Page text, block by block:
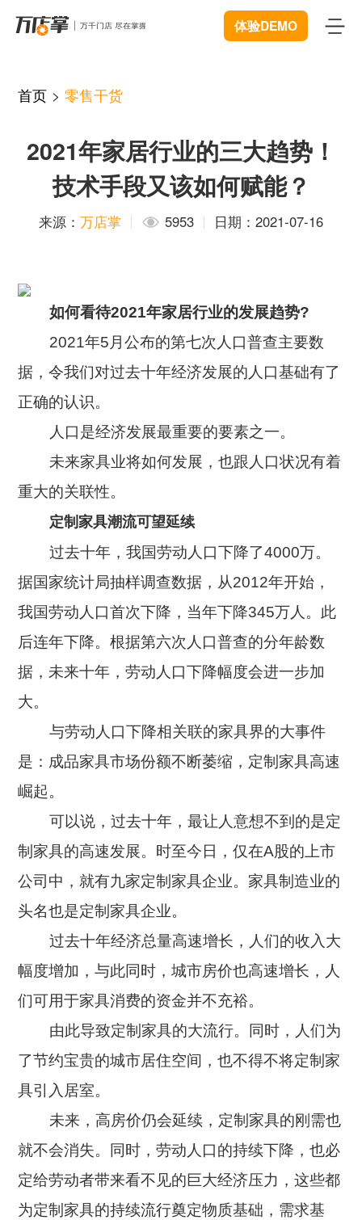
体验DEMO
智能巡店
客流统计
商业BI
视频追溯
微信商城
小鸟探店
AI识别检测
掌上学院
开店流程
电子名片
电子合同
体验中心 New
解决方案
智慧门店
餐饮行业
快消行业
家居行业
汽车服务
购物中心
美容养生
生鲜行业
母婴行业
资源中心
公司新闻
行业干货
服务支持 New
企业文档 New
开发者中心
开放平台
联系我们
企业文化
联系方式
合作与生态
服务政策
岗位招聘
申请使用
首页 > 零售干货
2021年家居行业的三大趋势！
技术手段又该如何赋能？
来源： 万店掌 5953 日期：2021-07-16
如何看待2021年家居行业的发展趋势?
2021年5月公布的第七次人口普查主要数
据，令我们对过去十年经济发展的人口基础有了
正确的认识。
人口是经济发展最重要的要素之一。
未来家具业将如何发展，也跟人口状况有着
重大的关联性。
定制家具潮流可望延续
过去十年，我国劳动人口下降了4000万。
据国家统计局抽样调查数据，从2012年开始，
我国劳动人口首次下降，当年下降345万人。此
后连年下降。根据第六次人口普查的分年龄数
据，未来十年，劳动人口下降幅度会进一步加
大。
与劳动人口下降相关联的家具界的大事件
是：成品家具市场份额不断萎缩，定制家具高速
崛起。
可以说，过去十年，最让人意想不到的是定
制家具的高速发展。时至今日，仅在A股的上市
公司中，就有九家定制家具企业。家具制造业的
头名也是定制家具企业。
过去十年经济总量高速增长，人们的收入大
幅度增加，与此同时，城市房价也高速增长，人
们可用于家具消费的资金并不充裕。
由此导致定制家具的大流行。同时，人们为
了节约宝贵的城市居住空间，也不得不将定制家
具引入居室。
未来，高房价仍会延续，定制家具的刚需也
就不会消失。同时，劳动人口的持续下降，也必
定给劳动者带来看不见的巨大经济压力，这些都
为定制家具的持续流行奠定物质基础，需求基